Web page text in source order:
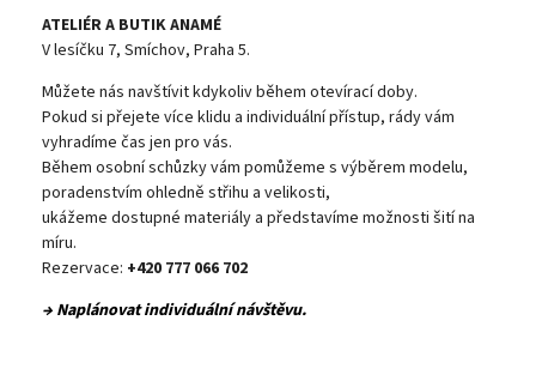
ATELIÉR A BUTIK ANAMÉ
V lesíčku 7, Smíchov, Praha 5.
Můžete nás navštívit kdykoliv během otevírací doby.
Pokud si přejete více klidu a individuální přístup, rády vám
vyhradíme čas jen pro vás.
Během osobní schůzky vám pomůžeme s výběrem modelu,
poradenstvím ohledně střihu a velikosti,
ukážeme dostupné materiály a představíme možnosti šití na
míru.
Rezervace: +420 777 066 702
→ Naplánovat individuální návštěvu.